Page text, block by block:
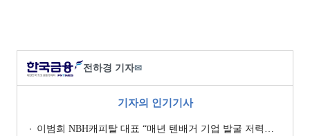
전하경 기자✉
기자의 인기기사
이범희 NBH캐피탈 대표 “매년 텐배거 기업 발굴 저력…올해 ROE 20% 목표”